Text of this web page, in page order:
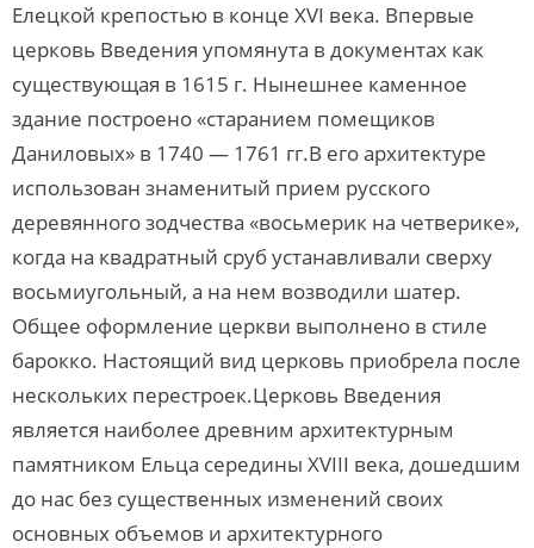
Елецкой крепостью в конце XVI века. Впервые
церковь Введения упомянута в документах как
существующая в 1615 г. Нынешнее каменное
здание построено «старанием помещиков
Даниловых» в 1740 — 1761 гг.В его архитектуре
использован знаменитый прием русского
деревянного зодчества «восьмерик на четверике»,
когда на квадратный сруб устанавливали сверху
восьмиугольный, а на нем возводили шатер.
Общее оформление церкви выполнено в стиле
барокко. Настоящий вид церковь приобрела после
нескольких перестроек.Церковь Введения
является наиболее древним архитектурным
памятником Ельца середины XVIII века, дошедшим
до нас без существенных изменений своих
основных объемов и архитектурного